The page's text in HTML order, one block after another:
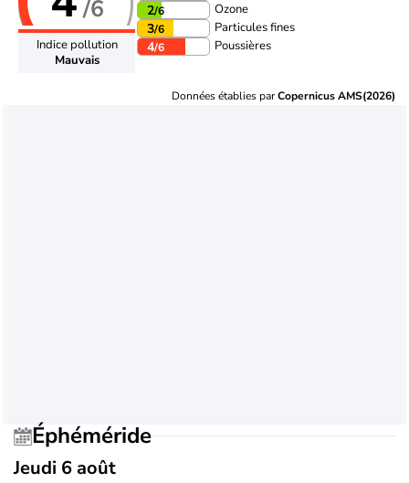
/6
Indice pollution
Mauvais
2/6 Ozone
3/6 Particules fines
4/6 Poussières
Données établies parCopernicus AMS(2026)
Éphéméride
Jeudi 6 août